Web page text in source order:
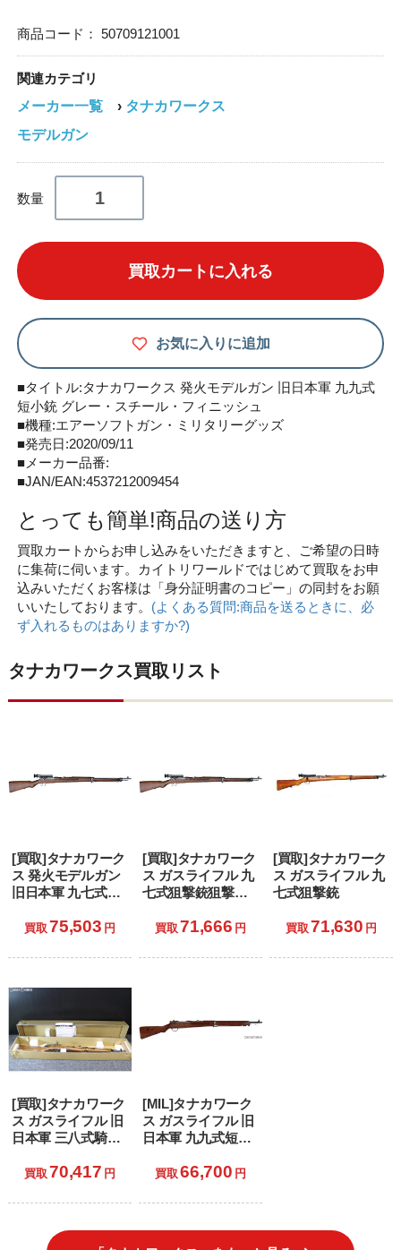
商品コード： 50709121001
関連カテゴリ
メーカー一覧
› タナカワークス
モデルガン
数量
買取カートに入れる
お気に入りに追加
■タイトル:タナカワークス 発火モデルガン 旧日本軍 九九式
短小銃 グレー・スチール・フィニッシュ
■機種:エアーソフトガン・ミリタリーグッズ
■発売日:2020/09/11
■メーカー品番:
■JAN/EAN:4537212009454
とっても簡単!商品の送り方
買取カートからお申し込みをいただきますと、ご希望の日時
に集荷に伺います。カイトリワールドではじめて買取をお申
込みいただくお客様は「身分証明書のコピー」の同封をお願
いいたしております。 (よくある質問:商品を送るときに、必
ず入れるものはありますか?)
タナカワークス買取リスト
[買取]タナカワーク
ス 発火モデルガン
旧日本軍 九七式狙
ール・フィニッシ
買取 75,503 円
[買取]タナカワーク
ス ガスライフル 九
七式狙撃銃狙撃銃
ール・フィニッシ
買取 71,666 円
[買取]タナカワーク
ス ガスライフル 九
七式狙撃銃
買取 71,630 円
[買取]タナカワーク
ス ガスライフル 旧
日本軍 三八式騎兵
チール・フィニッ
用)
買取 70,417 円
[MIL]タナカワーク
ス ガスライフル 旧
日本軍 九九式短小
鬼胡桃銃床仕様(お
ょうしよう) (18歳
買取 66,700 円